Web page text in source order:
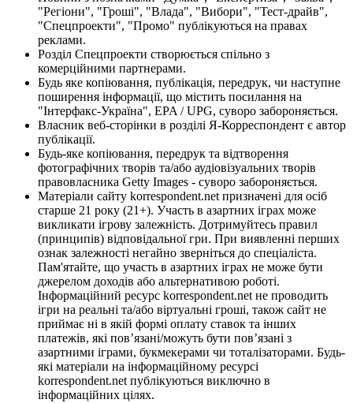
"Регіони", "Гроші", "Влада", "Вибори", "Тест-драйв",
"Спецпроекти", "Промо" публікуються на правах
реклами.
Розділ Спецпроекти створюється спільно з
комерційними партнерами.
Будь яке копіювання, публікація, передрук, чи наступне
поширення інформації, що містить посилання на
"Інтерфакс-Україна", EPA / UPG, суворо забороняється.
Власник веб-сторінки в розділі Я-Корреспондент є автор
публікації.
Будь-яке копіювання, передрук та відтворення
фотографічних творів та/або аудіовізуальних творів
правовласника Getty Images - суворо забороняється.
Матеріали сайту korrespondent.net призначені для осіб
старше 21 року (21+). Участь в азартних іграх може
викликати ігрову залежність. Дотримуйтесь правил
(принципів) відповідальної гри. При виявленні перших
ознак залежності негайно зверніться до спеціаліста.
Пам'ятайте, що участь в азартних іграх не може бути
джерелом доходів або альтернативою роботі.
Інформаційний ресурс korrespondent.net не проводить
ігри на реальні та/або віртуальні гроші, також сайт не
приймає ні в якій формі оплату ставок та інших
платежів, які пов’язані/можуть бути пов’язані з
азартними іграми, букмекерами чи тоталізаторами. Будь-
які матеріали на інформаційному ресурсі
korrespondent.net публікуються виключно в
інформаційних цілях.